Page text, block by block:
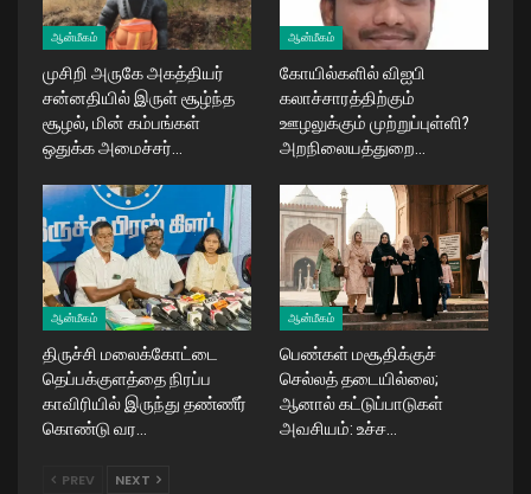
ஆன்மீகம்
முசிறி அருகே அகத்தியர்
சன்னதியில் இருள் சூழ்ந்த
சூழல், மின் கம்பங்கள்
ஒதுக்க அமைச்சர்…
ஆன்மீகம்
கோயில்களில் விஐபி
கலாச்சாரத்திற்கும்
ஊழலுக்கும் முற்றுப்புள்ளி?
அறநிலையத்துறை…
ஆன்மீகம்
திருச்சி மலைக்கோட்டை
தெப்பக்குளத்தை நிரப்ப
காவிரியில் இருந்து தண்ணீர்
கொண்டு வர…
ஆன்மீகம்
பெண்கள் மசூதிக்குச்
செல்லத் தடையில்லை;
ஆனால் கட்டுப்பாடுகள்
அவசியம்: உச்ச…
PREV NEXT